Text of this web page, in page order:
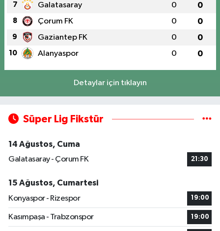
7 Galatasaray 0 0
8 Çorum FK 0 0
9 Gaziantep FK 0 0
10 Alanyaspor 0 0
Detaylar için tıklayın
Süper Lig Fikstür
14 Ağustos, Cuma
Galatasaray - Çorum FK
21:30
15 Ağustos, Cumartesi
Konyaspor - Rizespor
19:00
Kasımpaşa - Trabzonspor 19:00